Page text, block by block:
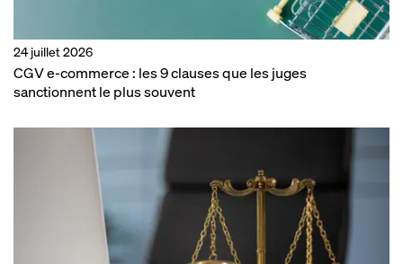
24 juillet 2026
CGV e-commerce : les 9 clauses que les juges
sanctionnent le plus souvent